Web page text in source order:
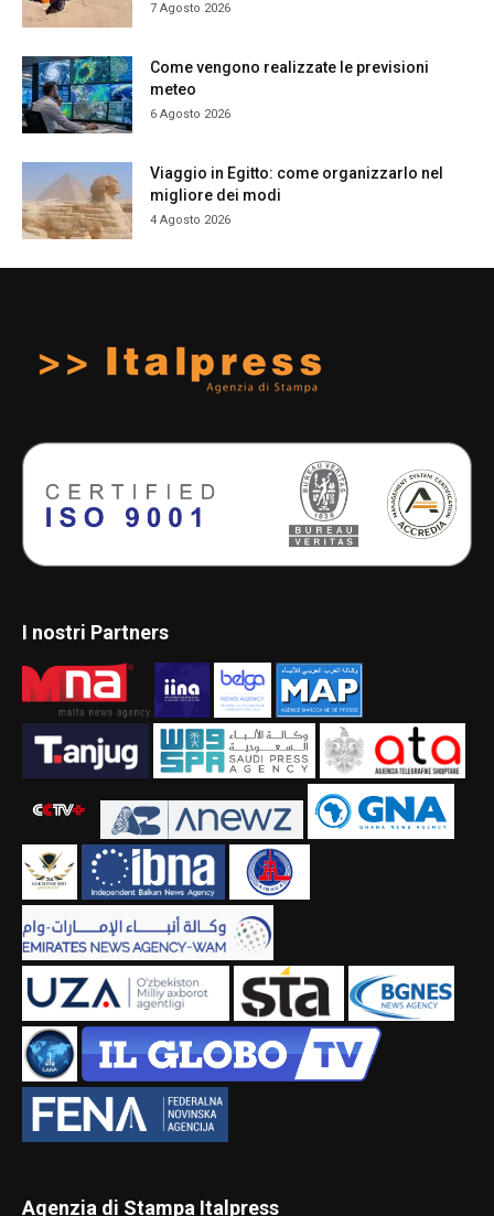
7 Agosto 2026
Come vengono realizzate le previsioni
meteo
6 Agosto 2026
Viaggio in Egitto: come organizzarlo nel
migliore dei modi
4 Agosto 2026
I nostri Partners
Agenzia di Stampa Italpress